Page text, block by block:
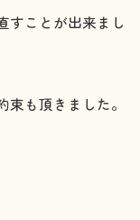
すことが出来まし
も頂きました。